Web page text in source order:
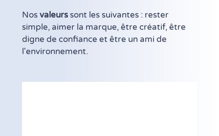
Nosvaleurssont les suivantes : rester
simple, aimer la marque, être créatif, être
digne de confiance et être un ami de
l'environnement.